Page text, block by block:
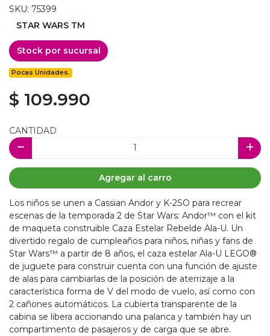
SKU: 75399
STAR WARS TM
Stock por sucursal
Pocas Unidades.
$ 109.990
CANTIDAD
Agregar al carro
Los niños se unen a Cassian Andor y K-2SO para recrear
escenas de la temporada 2 de Star Wars: Andor™ con el kit
de maqueta construible Caza Estelar Rebelde Ala-U. Un
divertido regalo de cumpleaños para niños, niñas y fans de
Star Wars™ a partir de 8 años, el caza estelar Ala-U LEGO®
de juguete para construir cuenta con una función de ajuste
de alas para cambiarlas de la posición de aterrizaje a la
característica forma de V del modo de vuelo, así como con
2 cañones automáticos. La cubierta transparente de la
cabina se libera accionando una palanca y también hay un
compartimento de pasajeros y de carga que se abre.